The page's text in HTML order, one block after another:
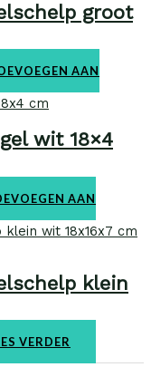
groot
AAN
wit 18×4
AAN
klein
VERDER